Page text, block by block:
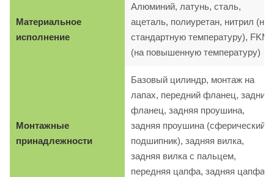
Материальное
исполнение
Алюминий, латунь, сталь,
ацеталь, полиуретан, нитрил (на
стандартную температуру), FKM
(на повышенную температуру)
Монтажные
принадлежности
Базовый цилиндр, монтаж на
лапах, передний фланец, задний
фланец, задняя проушина,
задняя проушина (сферический
подшипник), задняя вилка,
задняя вилка с пальцем,
передняя цапфа, задняя цапфа,